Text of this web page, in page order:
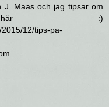
J. Maas och jag tipsar om
här :)
12/tips-pa-